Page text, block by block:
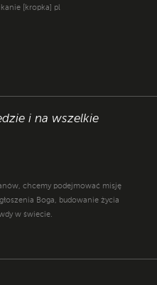
[kropka] pl
i na wszelkie
chcemy podejmować misję
Boga, budowanie życia
w świecie.